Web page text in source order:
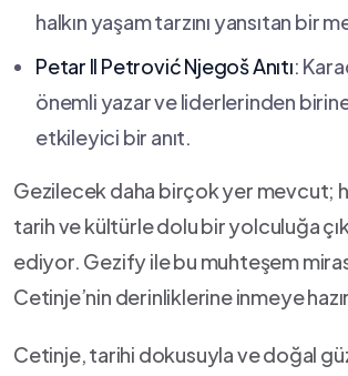
halkın yaşam tarzını yansıtan bir
Petar⁣ II Petrović Njegoš Anıtı:
önemli yazar ve⁢ liderlerinden
etkileyici bir ‌anıt.
Gezilecek daha birçok ⁢yer mevcut;
tarih⁢ ve kültürle dolu bir yolculuğa
ediyor. Gezify ile bu muhteşem
Cetinje’nin derinliklerine inmeye
Cetinje, tarihi dokusuyla ve doğal